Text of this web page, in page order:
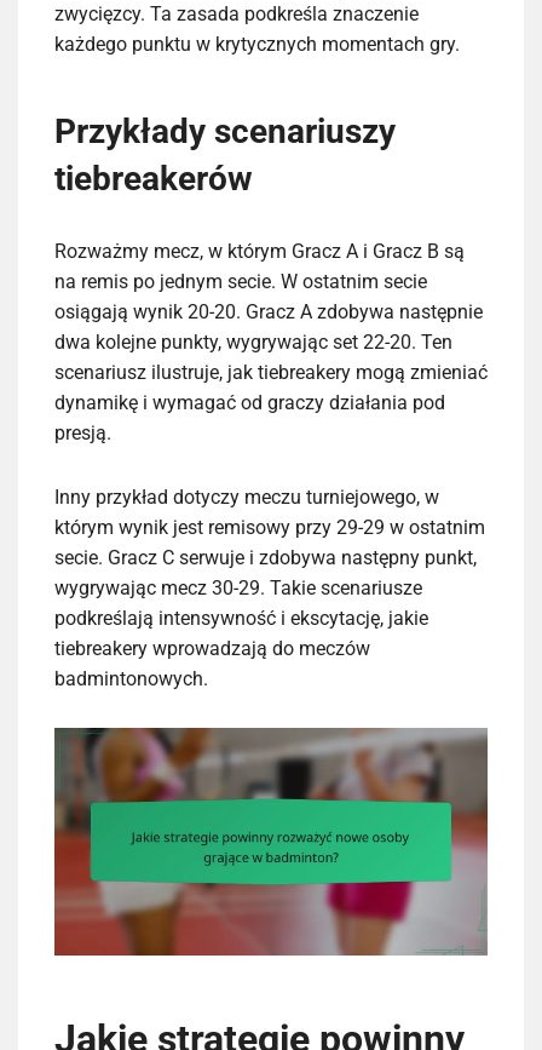
zwycięzcy. Ta zasada podkreśla znaczenie
każdego punktu w krytycznych momentach gry.
Przykłady scenariuszy
tiebreakerów
Rozważmy mecz, w którym Gracz A i Gracz B są
na remis po jednym secie. W ostatnim secie
osiągają wynik 20-20. Gracz A zdobywa następnie
dwa kolejne punkty, wygrywając set 22-20. Ten
scenariusz ilustruje, jak tiebreakery mogą zmieniać
dynamikę i wymagać od graczy działania pod
presją.
Inny przykład dotyczy meczu turniejowego, w
którym wynik jest remisowy przy 29-29 w ostatnim
secie. Gracz C serwuje i zdobywa następny punkt,
wygrywając mecz 30-29. Takie scenariusze
podkreślają intensywność i ekscytację, jakie
tiebreakery wprowadzają do meczów
badmintonowych.
Jakie strategie powinny